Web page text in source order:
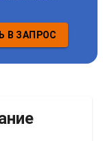
В ЗАПРОС